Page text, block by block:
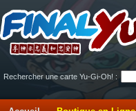
Rechercher une carte Yu-Gi-Oh! :